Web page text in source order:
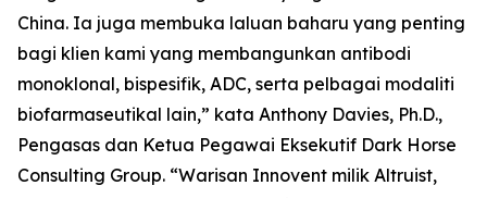
China. Ia juga membuka laluan baharu yang penting
bagi klien kami yang membangunkan antibodi
monoklonal, bispesifik, ADC, serta pelbagai modaliti
biofarmaseutikal lain,” kata Anthony Davies, Ph.D.,
Pengasas dan Ketua Pegawai Eksekutif Dark Horse
Consulting Group. “Warisan Innovent milik Altruist,